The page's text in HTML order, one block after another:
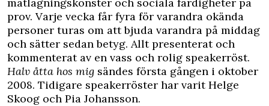
prov. Varje vecka får fyra för varandra okända
personer turas om att bjuda varandra på middag
och sätter sedan betyg. Allt presenterat och
kommenterat av en vass och rolig speakerröst.
Halv åtta hos mig sändes första gången i oktober
2008. Tidigare speakerröster har varit Helge
Skoog och Pia Johansson.